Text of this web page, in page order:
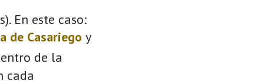
En este caso:
de Casariego y
de la
cada